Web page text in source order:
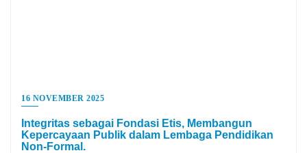
16 NOVEMBER 2025
Integritas sebagai Fondasi Etis, Membangun
Kepercayaan Publik dalam Lembaga Pendidikan
Non-Formal.